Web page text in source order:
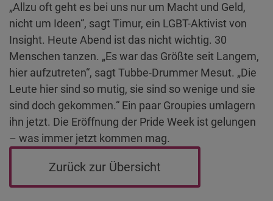
„Allzu oft geht es bei uns nur um Macht und Geld,
nicht um Ideen“, sagt Timur, ein LGBT-Aktivist von
Insight. Heute Abend ist das nicht wichtig. 30
Menschen tanzen. „Es war das Größte seit Langem,
hier aufzutreten“, sagt Tubbe-Drummer Mesut. „Die
Leute hier sind so mutig, sie sind so wenige und sie
sind doch gekommen.“ Ein paar Groupies umlagern
ihn jetzt. Die Eröffnung der Pride Week ist gelungen
– was immer jetzt kommen mag.
Zurück zur Übersicht